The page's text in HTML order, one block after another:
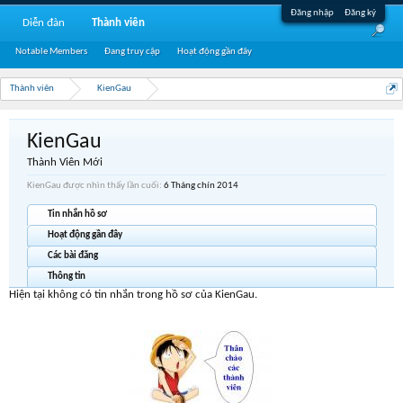
Đăng nhập Đăng ký
Thành viên KienGau
KienGau
Thành Viên Mới
KienGau được nhìn thấy lần cuối: 6 Tháng chín 2014
Tin nhắn hồ sơ
Hoạt động gần đây
Các bài đăng
Thông tin
Hiện tại không có tin nhắn trong hồ sơ của KienGau.
Diễn đàn Thành viên
Notable Members Đang truy cập Hoạt động gần đây